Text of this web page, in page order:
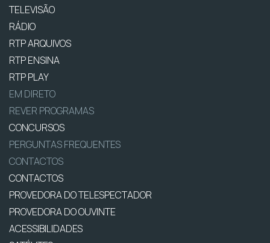
TELEVISÃO
RÁDIO
RTP ARQUIVOS
RTP ENSINA
RTP PLAY
EM DIRETO
REVER PROGRAMAS
CONCURSOS
PERGUNTAS FREQUENTES
CONTACTOS
CONTACTOS
PROVEDORA DO TELESPECTADOR
PROVEDORA DO OUVINTE
ACESSIBILIDADES